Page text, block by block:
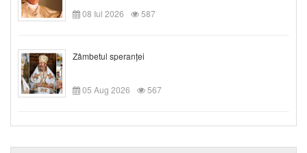
08 Iul 2026
587
Zâmbetul speranței
05 Aug 2026 567